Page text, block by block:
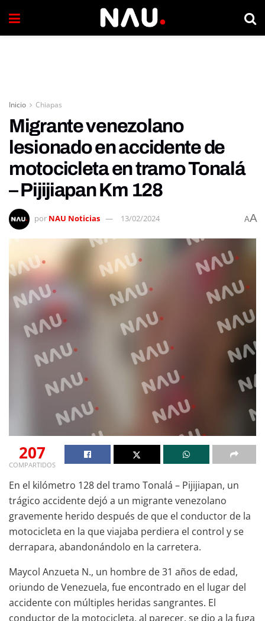
Inicio Chiapas
Migrante venezolano
lesionado en accidente de
motocicleta en tramo Tonalá
– Pijijiapan Km 128
por NAU Noticias 13/02/2024 AA
207
COMPARTIDOS
En el kilómetro 128 del tramo Tonalá – Pijijiapan, un
trágico accidente dejó a un migrante venezolano
gravemente herido después de que el conductor de la
motocicleta en la que viajaba perdiera el control y se
derrapara, abandonándolo en la carretera.
Maycol Anzueta N., un hombre de 31 años de edad,
oriundo de Venezuela, fue encontrado en el lugar del
accidente con múltiples heridas sangrantes. El
conductor de la motocicleta, al parecer, se dio a la fuga